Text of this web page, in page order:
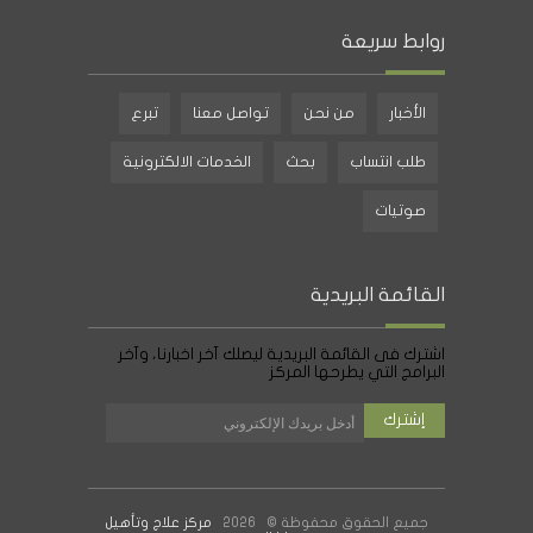
روابط سريعة
الأخبار من نحن تواصل معنا تبرع
طلب انتساب بحث الخدمات الالكترونية
صوتيات
القائمة البريدية
اشترك فى القائمة البريدية ليصلك آخر اخبارنا، وآخر
البرامج التي يطرحها المركز
جميع الحقوق محفوظة © 2026
مركز علاج وتأهيل